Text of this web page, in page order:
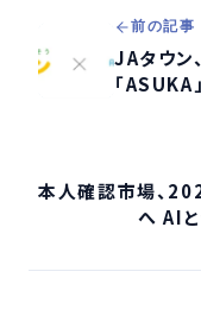
前の記事
JAタウン
「
本人確認市場、
へ AI